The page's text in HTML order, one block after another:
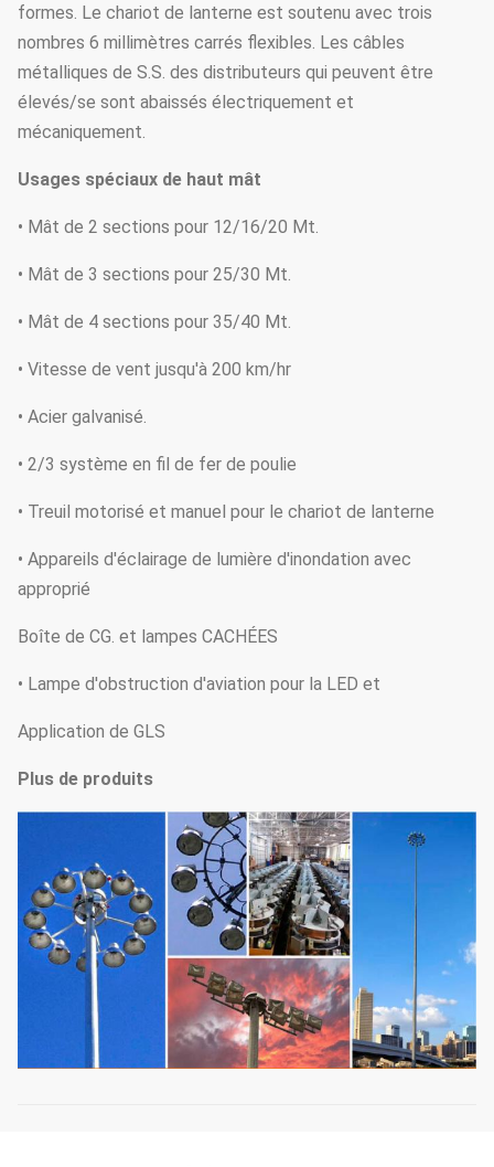
formes. Le chariot de lanterne est soutenu avec trois
nombres 6 millimètres carrés flexibles. Les câbles
métalliques de S.S. des distributeurs qui peuvent être
élevés/se sont abaissés électriquement et
mécaniquement.
Usages spéciaux de haut mât
• Mât de 2 sections pour 12/16/20 Mt.
• Mât de 3 sections pour 25/30 Mt.
• Mât de 4 sections pour 35/40 Mt.
• Vitesse de vent jusqu'à 200 km/hr
• Acier galvanisé.
• 2/3 système en fil de fer de poulie
• Treuil motorisé et manuel pour le chariot de lanterne
• Appareils d'éclairage de lumière d'inondation avec
approprié
Boîte de CG. et lampes CACHÉES
• Lampe d'obstruction d'aviation pour la LED et
Application de GLS
Plus de produits